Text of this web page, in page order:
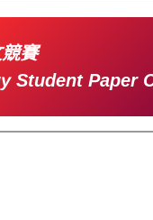
賽
Student Paper